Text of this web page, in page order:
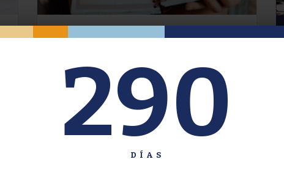
290
DÍAS
Oferta de Grado. Segundo
Inscripción del 30 de julio al 4 de agosto a
través del Sistema Académico